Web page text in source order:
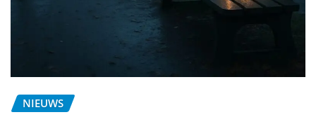
NIEUWS